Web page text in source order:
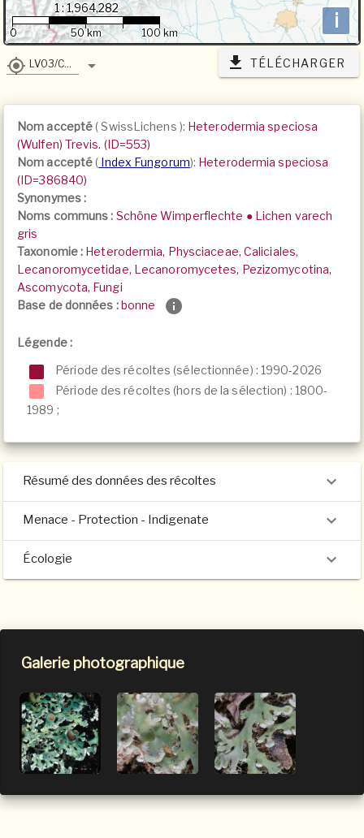
i
1 : 1,964,282
0 50 km 100 km
LV03/CH1903 TÉLÉCHARGER
Nom accepté(SwissLichens ): Heterodermia speciosa
(Wulfen) Trevis. (ID=553)
Nom accepté( Index Fungorum): Heterodermia speciosa
(ID=386840)
Synonymes :
Noms communs : Schöne Wimperflechte ● Lichen varech
gris
Taxonomie : Heterodermia, Physciaceae, Caliciales,
Lecanoromycetidae, Lecanoromycetes, Pezizomycotina,
Ascomycota, Fungi
Base de données :bonne
Légende :
Période des récoltes (sélectionnée) : 1990-2026
Période des récoltes (hors de la sélection) : 1800-
1989 ;
Résumé des données des récoltes
Menace - Protection - Indigenate
Écologie
Galerie photographique